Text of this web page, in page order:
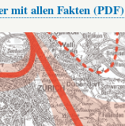
mit allen Fakten (PDF)